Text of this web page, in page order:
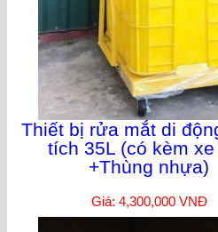
Thiết bị rửa mắt di
tích 35L (có kèm
+Thùng nhựa)
Giá: 4,300,000 VNĐ